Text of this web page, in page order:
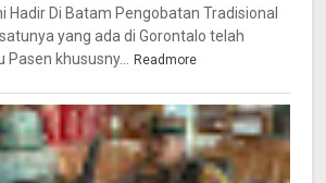
Hadir Di Batam Pengobatan Tradisional
yang ada di Gorontalo telah
khususny...
Readmore